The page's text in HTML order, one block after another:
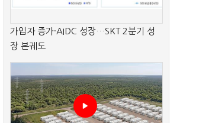
가입자 증가·AIDC 성장…SKT 2분기 성
장 본궤도